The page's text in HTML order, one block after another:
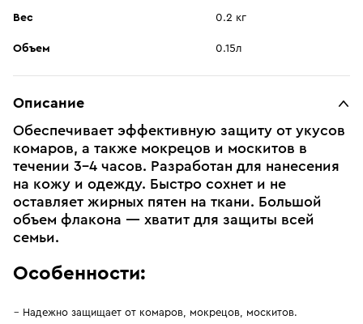
Вес 0.2 кг
Объем 0.15л
Описание
Обеспечивает эффективную защиту от укусов
комаров, а также мокрецов и москитов в
течении 3–4 часов. Разработан для нанесения
на кожу и одежду. Быстро сохнет и не
оставляет жирных пятен на ткани. Большой
объем флакона — хватит для защиты всей
семьи.
Особенности:
Надежно защищает от комаров, мокрецов, москитов.